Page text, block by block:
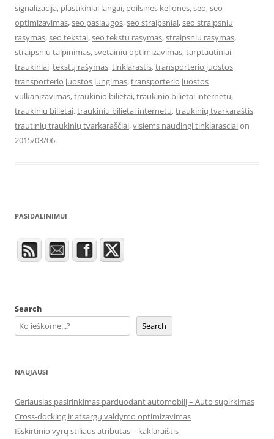
signalizacija, plastikiniai langai, poilsines keliones,seo,seo
optimizavimas,seo paslaugos,seo straipsniai,seo straipsniu
rasymas,seo tekstai,seo tekstu rasymas,straipsniu rasymas,
straipsniu talpinimas,svetainiu optimizavimas,tarptautiniai
traukiniai,tekstų rašymas,tinklarastis,transporterio juostos,
transporterio juostos jungimas,transporterio juostos
vulkanizavimas,traukinio bilietai,traukinio bilietai internetu,
traukiniu bilietai,traukiniu bilietai internetu,traukinių tvarkaraštis,
trautinių traukinių tvarkaraščiai,visiems naudingi tinklarasciaion
2015/03/06.
PASIDALINIMUI
Search
Search
NAUJAUSI
Geriausias pasirinkimas parduodant automobilį – Auto supirkimas
Cross-docking ir atsargų valdymo optimizavimas
Išskirtinio vyrų stiliaus atributas – kaklaraištis